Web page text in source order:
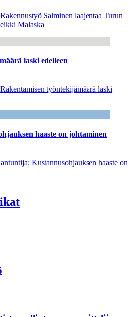
Salminen laajentaa Turun
Malaska
laski edelleen
työntekijämäärä laski
haaste on johtaminen
Kustannusohjauksen haaste on